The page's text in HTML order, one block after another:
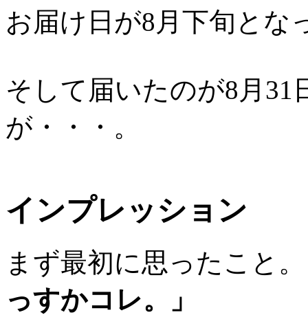
お届け日が8月下旬とな
そして届いたのが8月31
が・・・。
インプレッション
まず最初に思ったこと。
っすかコレ。」